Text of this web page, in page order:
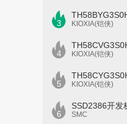
3 KIOXIA(铠侠)
4 KIOXIA(铠侠)
5 KIOXIA(铠侠)
6 SMC